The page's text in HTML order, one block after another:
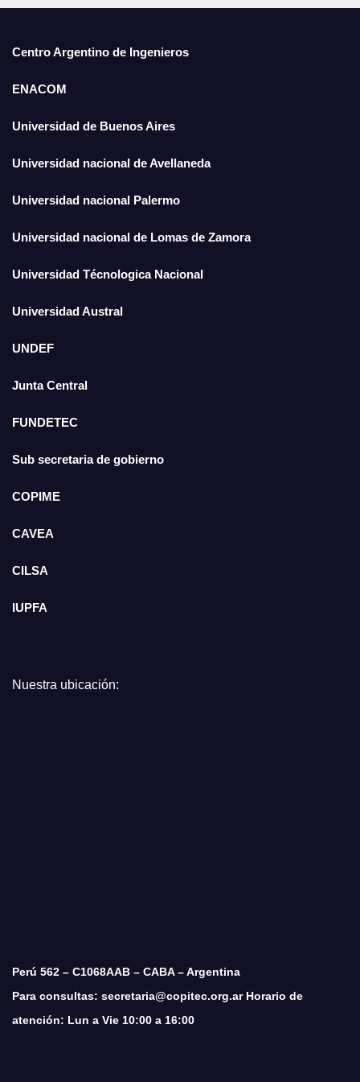
Centro Argentino de Ingenieros
ENACOM
Universidad de Buenos Aires
Universidad nacional de Avellaneda
Universidad nacional Palermo
Universidad nacional de Lomas de Zamora
Universidad Técnologica Nacional
Universidad Austral
UNDEF
Junta Central
FUNDETEC
Sub secretaria de gobierno
COPIME
CAVEA
CILSA
IUPFA
Nuestra ubicación:
Perú 562 – C1068AAB – CABA – Argentina
Para consultas: secretaria@copitec.org.ar Horario de
atención: Lun a Vie 10:00 a 16:00